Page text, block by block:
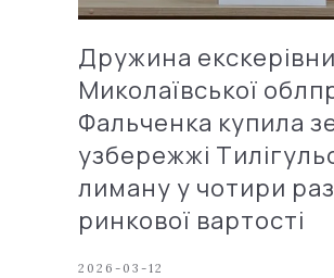
Дружина
Миколаївської
Фальченка купила
узбережжі
лиману у чотири
ринкової вартості
2026-03-12